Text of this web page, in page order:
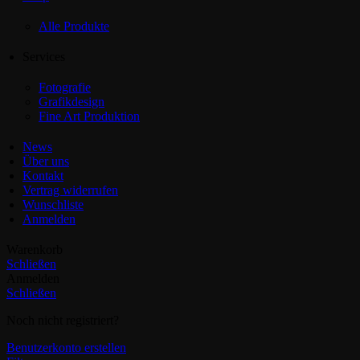
Alle Produkte
Fotografie
Grafikdesign
Fine Art Produktion
News
Über uns
Kontakt
Vertrag widerrufen
Wunschliste
Anmelden
Schließen
Schließen
Benutzerkonto erstellen